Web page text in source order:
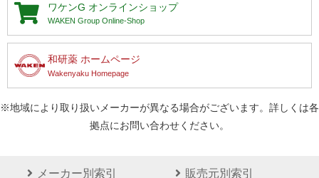
ワケンG オンラインショップ
WAKEN Group Online-Shop
和研薬 ホームページ
Wakenyaku Homepage
※地域により取り扱いメーカーが異なる場合がございます。詳しくは各
拠点にお問い合わせください。
メーカー別索引 販売元別索引